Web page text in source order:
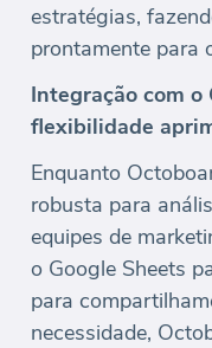
estratégias,
prontamente para
Integração com o
flexibilidade
Enquanto
robusta para
equipes de
o Google Sheets
para
necessidade,